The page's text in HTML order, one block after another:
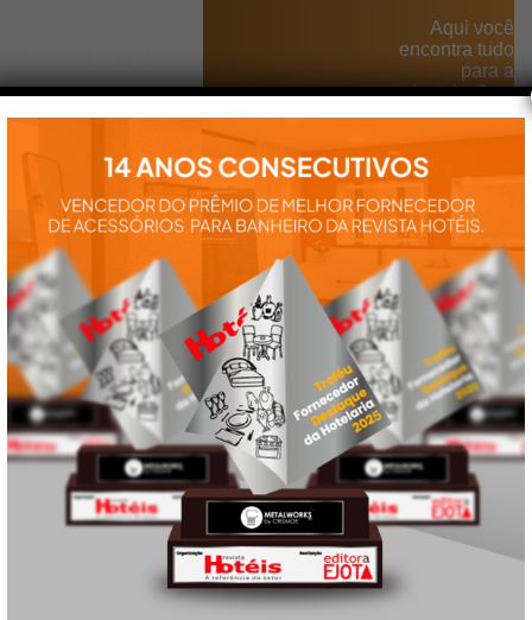
Aqui você
encontra tudo
para a
instalação e
utilização de
manuais,
vídeos,
catálogos e
tudo mais que
precisa.
VEJA
TAMBÉM